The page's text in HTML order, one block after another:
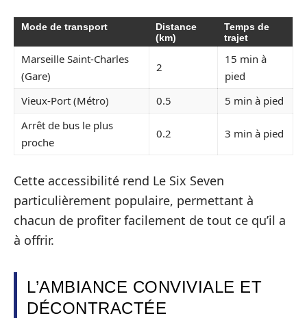
Mode de transport
Distance
(km)
Temps de
trajet
Marseille Saint-Charles
(Gare)
2
15 min à
pied
Vieux-Port (Métro)
0.5
5 min à pied
Arrêt de bus le plus
proche
0.2 3 min à pied
Cette accessibilité rend Le Six Seven
particulièrement populaire, permettant à
chacun de profiter facilement de tout ce qu’il a
à offrir.
L’AMBIANCE CONVIVIALE ET
DÉCONTRACTÉE